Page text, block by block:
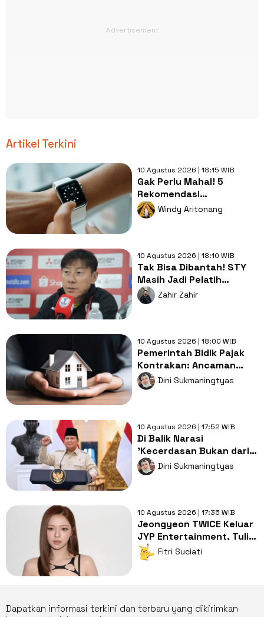
Artikel Terkini
10 Agustus 2026 | 18:15 WIB
Gak Perlu Mahal! 5
Rekomendasi
Smartwatch Berkualitas
dan Ramah di Kantong
Windy Aritonang
10 Agustus 2026 | 18:10 WIB
Tak Bisa Dibantah! STY
Masih Jadi Pelatih
Terbaik bagi Timnas
Indonesia
Zahir Zahir
10 Agustus 2026 | 18:00 WIB
Pemerintah Bidik Pajak
Kontrakan: Ancaman
Baru bagi Hunian
Terjangkau
Dini Sukmaningtyas
10 Agustus 2026 | 17:52 WIB
Di Balik Narasi
'Kecerdasan Bukan dari
Sekolah': Mengingatkan
Kembali Tanggung Jawab
Dini Sukmaningtyas
10 Agustus 2026 | 17:35 WIB
Jeongyeon TWICE Keluar
JYP Entertainment, Tulis
Surat Hangat untuk Fans
Fitri Suciati
Dapatkan informasi terkini dan terbaru yang dikirimkan